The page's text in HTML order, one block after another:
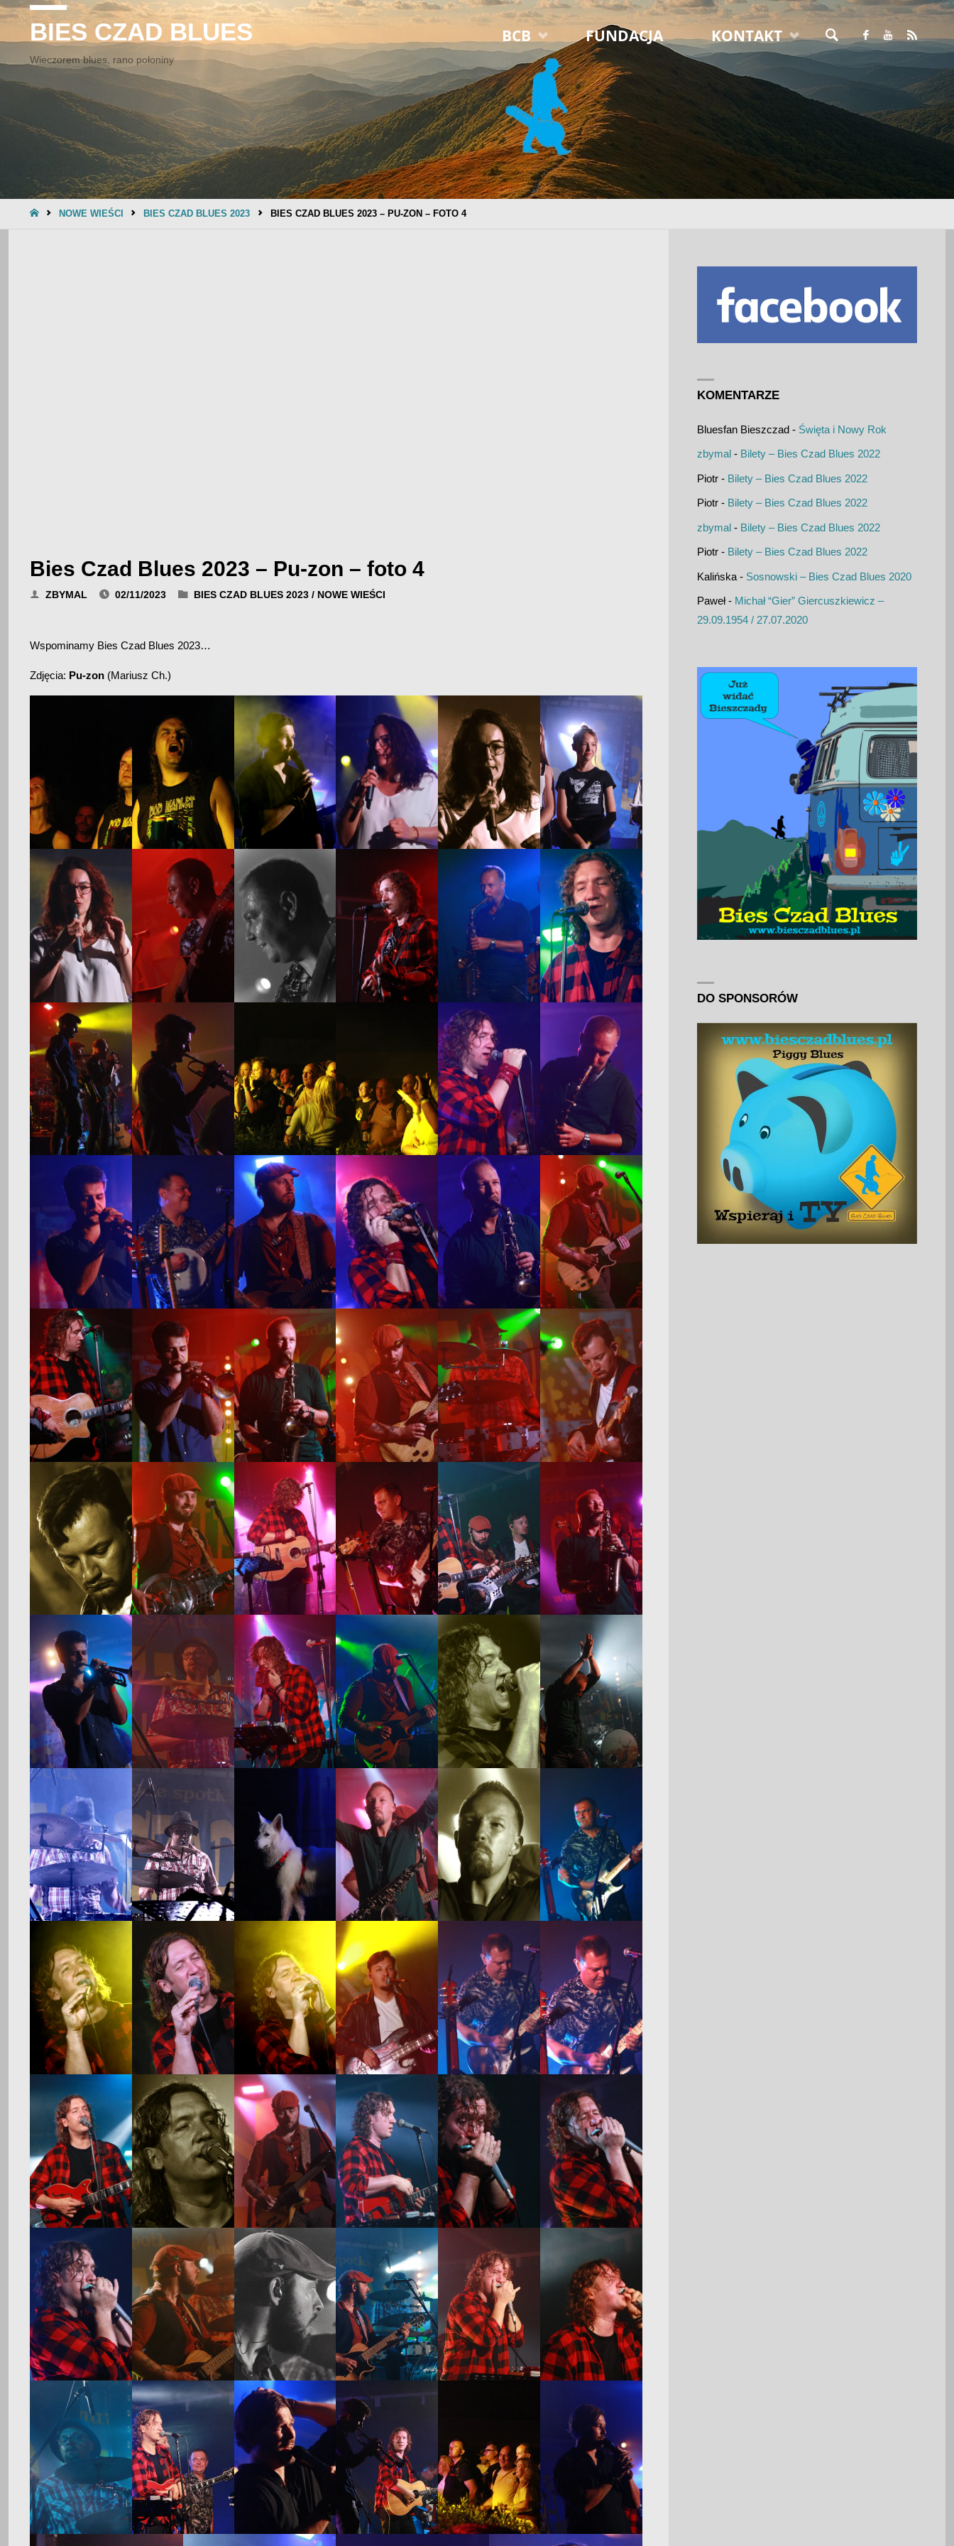
BIES CZAD BLUES
Wieczorem blues, rano połoniny
Przejdź
do
treści
BCB FUNDACJA KONTAKT
SZUKAJ
STRONA
NOWE WIEŚCI BIES CZAD BLUES 2023 BIES CZAD BLUES 2023 – PU-ZON – FOTO 4
Bies Czad Blues 2023 – Pu-zon – foto 4
ZBYMAL 02/11/2023 BIES CZAD BLUES 2023/ NOWE WIEŚCI
Wspominamy Bies Czad Blues 2023…
Zdjęcia: Pu-zon (Mariusz Ch.)
KOMENTARZE
Bluesfan Bieszczad- Święta i Nowy Rok
zbymal- Bilety – Bies Czad Blues 2022
Piotr- Bilety – Bies Czad Blues 2022
Piotr- Bilety – Bies Czad Blues 2022
zbymal- Bilety – Bies Czad Blues 2022
Piotr- Bilety – Bies Czad Blues 2022
Kalińska- Sosnowski – Bies Czad Blues 2020
Paweł- Michał “Gier” Giercuszkiewicz –
29.09.1954 / 27.07.2020
DO SPONSORÓW